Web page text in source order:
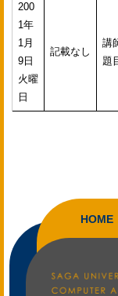
200
1年
1月
9日
火曜
日
記載なし
講
題
HOME